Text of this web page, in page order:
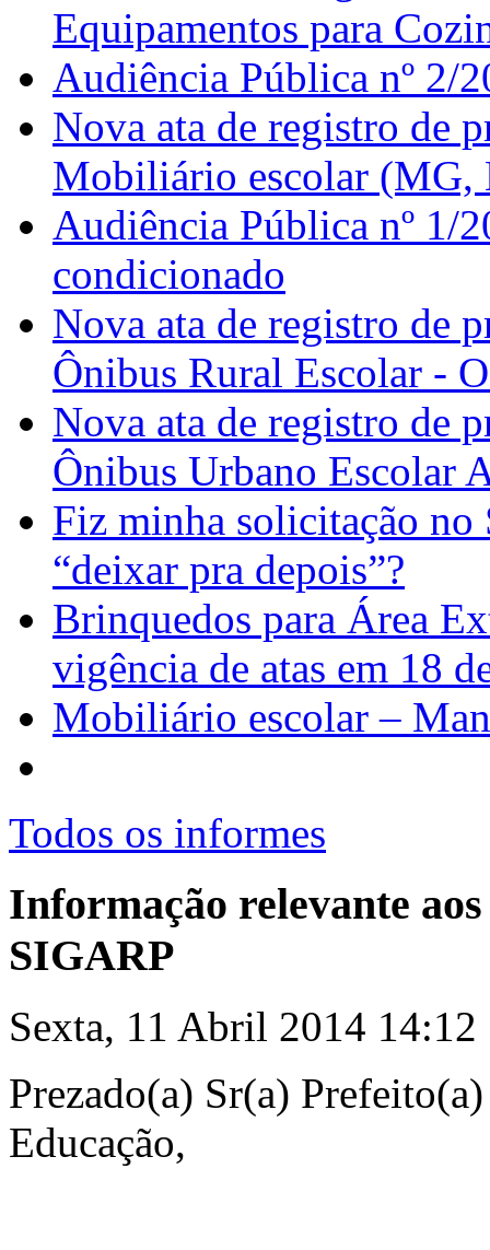
Equipamentos para
Audiência Pública nº 2/
Nova ata de registro de
Mobiliário escolar (MG,
Audiência Pública nº 1/
condicionado
Nova ata de registro de
Ônibus Rural Escolar -
Nova ata de registro de
Ônibus Urbano Escolar
Fiz minha solicitação no
“deixar pra depois”?
Brinquedos para Área
vigência de atas em 18
Mobiliário escolar –
Todos os informes
Informação relevante
SIGARP
Sexta, 11 Abril 2014 14:12
Prezado(a) Sr(a)
Educação,